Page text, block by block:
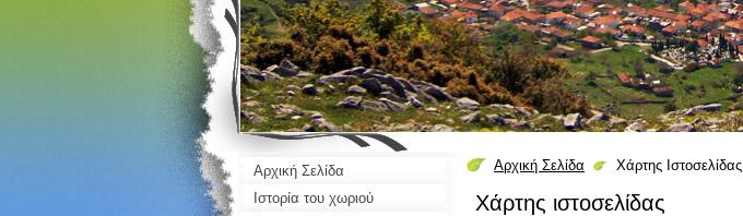
Αρχική Σελίδα Χάρτης Ιστοσελίδας
Χάρτης ιστοσελίδας
Αρχική Σελίδα
Ιστορία του χωριού